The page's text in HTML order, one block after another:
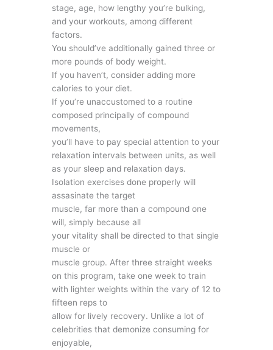
stage, age, how lengthy you’re bulking,
and your workouts, among different
factors.
You should’ve additionally gained three or
more pounds of body weight.
If you haven’t, consider adding more
calories to your diet.
If you’re unaccustomed to a routine
composed principally of compound
movements,
you’ll have to pay special attention to your
relaxation intervals between units, as well
as your sleep and relaxation days.
Isolation exercises done properly will
assasinate the target
muscle, far more than a compound one
will, simply because all
your vitality shall be directed to that single
muscle or
muscle group. After three straight weeks
on this program, take one week to train
with lighter weights within the vary of 12 to
fifteen reps to
allow for lively recovery. Unlike a lot of
celebrities that demonize consuming for
enjoyable,